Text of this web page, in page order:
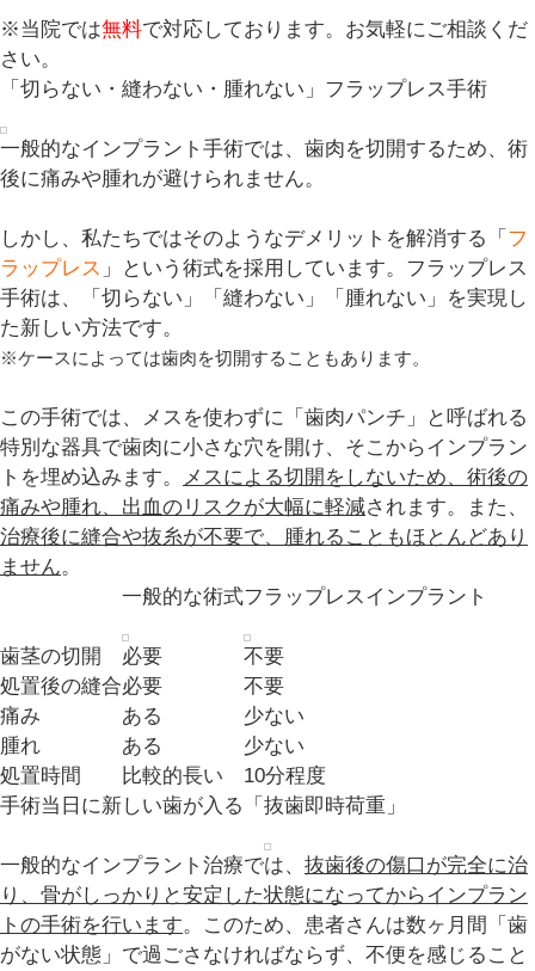
※当院では無料で対応しております。お気軽にご相談くだ
さい。
「切らない・縫わない・腫れない」フラップレス手術
一般的なインプラント手術では、歯肉を切開するため、術
後に痛みや腫れが避けられません。
しかし、私たちではそのようなデメリットを解消する「 フ
ラップレス 」という術式を採用しています。フラップレス
手術は、「 切らない 」「 縫わない 」「 腫れない 」を実現し
た新しい方法です。
※ケースによっては歯肉を切開することもあります。
この手術では、メスを使わずに「歯肉パンチ」と呼ばれる
特別な器具で歯肉に小さな穴を開け、そこからインプラン
トを埋め込みます。
メスによる切開をしないため、術後の
痛みや腫れ、出血のリスクが大幅に軽減されます。また、
治療後に縫合や抜糸が不要で、腫れることもほとんどあり
ません。
一般的な術式フラップレスインプラント
歯茎の切開 必要
不要
処置後の縫合必要
不要
痛み
ある
少ない
腫れ
ある
少ない
処置時間
比較的長い
10分程度
手術当日に新しい歯が入る「抜歯即時荷重」
一般的なインプラント治療では、 抜歯後の傷口が完全に治
り、骨がしっかりと安定した状態になってからインプラン
トの手術を行います。このため、患者さんは数ヶ月間 「 歯
がない状態 」で過ごさなければならず、不便を感じること